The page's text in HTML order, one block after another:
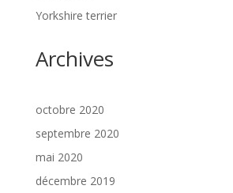
Yorkshire terrier
Archives
octobre 2020
septembre 2020
mai 2020
décembre 2019